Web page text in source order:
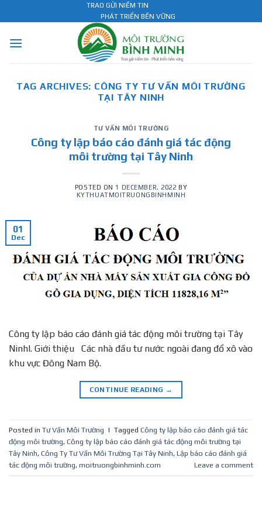
to
TRAO GỬI NIỀM TIN
PHÁT TRIỂN BỀN VỮNG
TAG ARCHIVES: CÔNG TY TƯ VẤN MÔI TRƯỜNG
TẠI TÂY NINH
TƯ VẤN MÔI TRƯỜNG
Công ty lập báo cáo đánh giá tác động
môi trường tại Tây Ninh
POSTED ON 1 DECEMBER, 2022 BY
KYTHUATMOITRUONGBINHMINH
01
Dec
Công ty lập báo cáo đánh giá tác động môi trường tại Tây
NinhI. Giới thiệu Các nhà đầu tư nước ngoài đang đổ xô vào
khu vực Đông Nam Bộ.
CONTINUE READING →
Posted in Tư Vấn Môi Trường | Tagged Công ty lập báo cáo đánh giá tác
động môi trường, Công ty lập báo cáo đánh giá tác động môi trường tại
Tây Ninh, Công Ty Tư Vấn Môi Trường Tại Tây Ninh, Lập báo cáo đánh giá
tác động môi trường, moitruongbinhminh.com Leave a comment